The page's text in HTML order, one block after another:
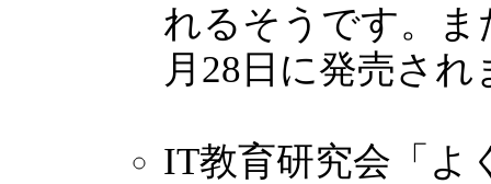
れるそうです。ま
月28日に発売され
IT教育研究会「よ